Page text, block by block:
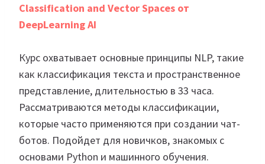
Classification and Vector Spaces от
DeepLearning AI
Курс охватывает основные принципы NLP, такие
как классификация текста и пространственное
представление, длительностью в 33 часа.
Рассматриваются методы классификации,
которые часто применяются при создании чат-
ботов. Подойдет для новичков, знакомых с
основами Python и машинного обучения.